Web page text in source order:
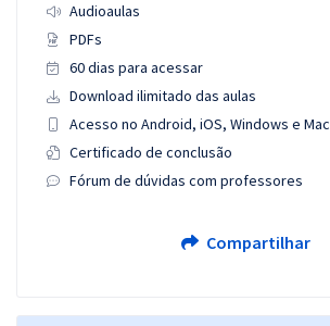
Audioaulas
PDFs
60 dias para acessar
Download ilimitado das aulas
Acesso no Android, iOS, Windows e Mac
Certificado de conclusão
Fórum de dúvidas com professores
Compartilhar